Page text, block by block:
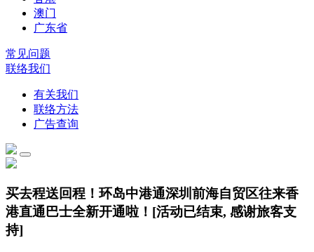
澳门
广东省
常见问题
联络我们
有关我们
联络方法
广告查询
买去程送回程！环岛中港通深圳前海自贸区往来香
港直通巴士全新开通啦！[活动已结束, 感谢旅客支
持]